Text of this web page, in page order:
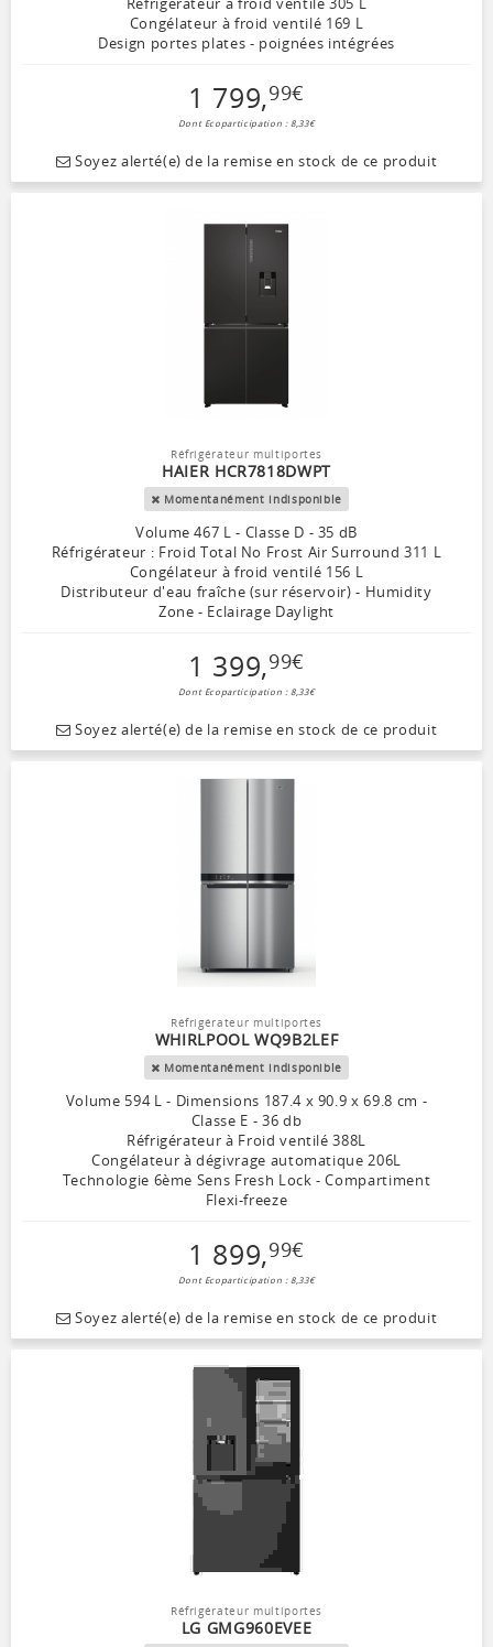
Congélateur à froid ventilé 169 L
Design portes plates - poignées intégrées
1 799,99€
Dont Ecoparticipation : 8,33€
Soyez alerté(e) de la remise en stock de ce produit
Réfrigérateur multiportes
HAIER HCR7818DWPT
Momentanément indisponible
Volume 467 L - Classe D - 35 dB
Réfrigérateur : Froid Total No Frost Air Surround 311 L
Congélateur à froid ventilé 156 L
Distributeur d'eau fraîche (sur réservoir) - Humidity
Zone - Eclairage Daylight
1 399,99€
Dont Ecoparticipation : 8,33€
Soyez alerté(e) de la remise en stock de ce produit
Réfrigérateur multiportes
WHIRLPOOL WQ9B2LEF
Momentanément indisponible
Volume 594 L - Dimensions 187.4 x 90.9 x 69.8 cm -
Classe E - 36 db
Réfrigérateur à Froid ventilé 388L
Congélateur à dégivrage automatique 206L
Technologie 6ème Sens Fresh Lock - Compartiment
Flexi-freeze
1 899,99€
Dont Ecoparticipation : 8,33€
Soyez alerté(e) de la remise en stock de ce produit
Réfrigérateur multiportes
LG GMG960EVEE